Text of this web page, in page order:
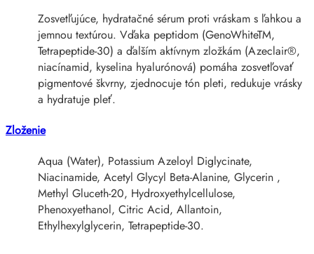
Zosvetľujúce, hydratačné sérum proti vráskam s ľahkou a
jemnou textúrou. Vďaka peptidom (GenoWhiteTM,
Tetrapeptide-30) a ďalším aktívnym zložkám (Azeclair®,
niacínamid, kyselina hyalurónová) pomáha zosvetľovať
pigmentové škvrny, zjednocuje tón pleti, redukuje vrásky
a hydratuje pleť.
Zloženie
Aqua (Water), Potassium Azeloyl Diglycinate,
Niacinamide, Acetyl Glycyl Beta-Alanine, Glycerin ,
Methyl Gluceth-20, Hydroxyethylcellulose,
Phenoxyethanol, Citric Acid, Allantoin,
Ethylhexylglycerin, Tetrapeptide-30.